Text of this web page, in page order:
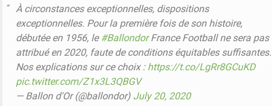
À circonstances exceptionnelles, dispositions
exceptionnelles. Pour la première fois de son histoire,
débutée en 1956, le #BallondorFrance Football ne sera pas
attribué en 2020, faute de conditions équitables suffisantes.
Nos explications sur ce choix : https://t.co/LgRr8GCuKD
pic.twitter.com/Z1x3L3QBGV
— Ballon d'Or (@ballondor) July 20, 2020